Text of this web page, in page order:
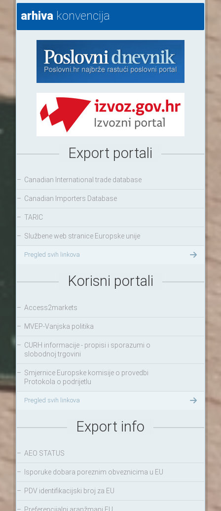
arhivakonvencija
Export portali
– Canadian International trade database
– Canadian Importers Database
– TARIC
– Službene web stranice Europske unije
Pregled svih linkova
Korisni portali
– Access2markets
– MVEP-Vanjska politika
– CURH informacije - propisi i sporazumi o
slobodnoj trgovini
– Smjernice Europske komisije o provedbi
Protokola o podrijetlu
Pregled svih linkova
Export info
– AEO STATUS
– Isporuke dobara poreznim obveznicima u EU
– PDV identifikacijski broj za EU